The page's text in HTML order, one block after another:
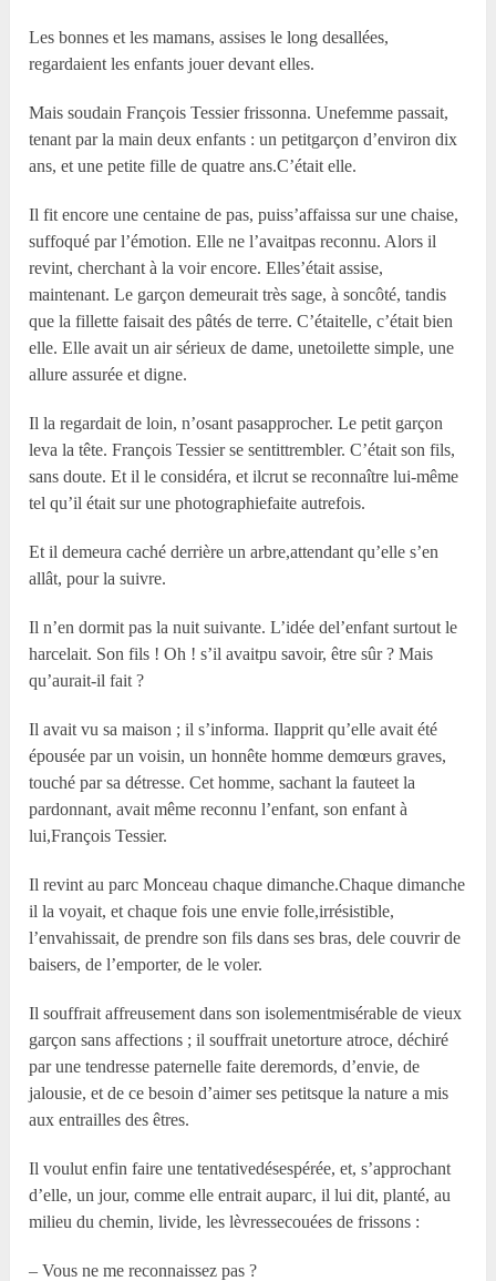
Les bonnes et les mamans, assises le long desallées,
regardaient les enfants jouer devant elles.
Mais soudain François Tessier frissonna. Unefemme passait,
tenant par la main deux enfants : un petitgarçon d’environ dix
ans, et une petite fille de quatre ans.C’était elle.
Il fit encore une centaine de pas, puiss’affaissa sur une chaise,
suffoqué par l’émotion. Elle ne l’avaitpas reconnu. Alors il
revint, cherchant à la voir encore. Elles’était assise,
maintenant. Le garçon demeurait très sage, à soncôté, tandis
que la fillette faisait des pâtés de terre. C’étaitelle, c’était bien
elle. Elle avait un air sérieux de dame, unetoilette simple, une
allure assurée et digne.
Il la regardait de loin, n’osant pasapprocher. Le petit garçon
leva la tête. François Tessier se sentittrembler. C’était son fils,
sans doute. Et il le considéra, et ilcrut se reconnaître lui-même
tel qu’il était sur une photographiefaite autrefois.
Et il demeura caché derrière un arbre,attendant qu’elle s’en
allât, pour la suivre.
Il n’en dormit pas la nuit suivante. L’idée del’enfant surtout le
harcelait. Son fils ! Oh ! s’il avaitpu savoir, être sûr ? Mais
qu’aurait-il fait ?
Il avait vu sa maison ; il s’informa. Ilapprit qu’elle avait été
épousée par un voisin, un honnête homme demœurs graves,
touché par sa détresse. Cet homme, sachant la fauteet la
pardonnant, avait même reconnu l’enfant, son enfant à
lui,François Tessier.
Il revint au parc Monceau chaque dimanche.Chaque dimanche
il la voyait, et chaque fois une envie folle,irrésistible,
l’envahissait, de prendre son fils dans ses bras, dele couvrir de
baisers, de l’emporter, de le voler.
Il souffrait affreusement dans son isolementmisérable de vieux
garçon sans affections ; il souffrait unetorture atroce, déchiré
par une tendresse paternelle faite deremords, d’envie, de
jalousie, et de ce besoin d’aimer ses petitsque la nature a mis
aux entrailles des êtres.
Il voulut enfin faire une tentativedésespérée, et, s’approchant
d’elle, un jour, comme elle entrait auparc, il lui dit, planté, au
milieu du chemin, livide, les lèvressecouées de frissons :
– Vous ne me reconnaissez pas ?